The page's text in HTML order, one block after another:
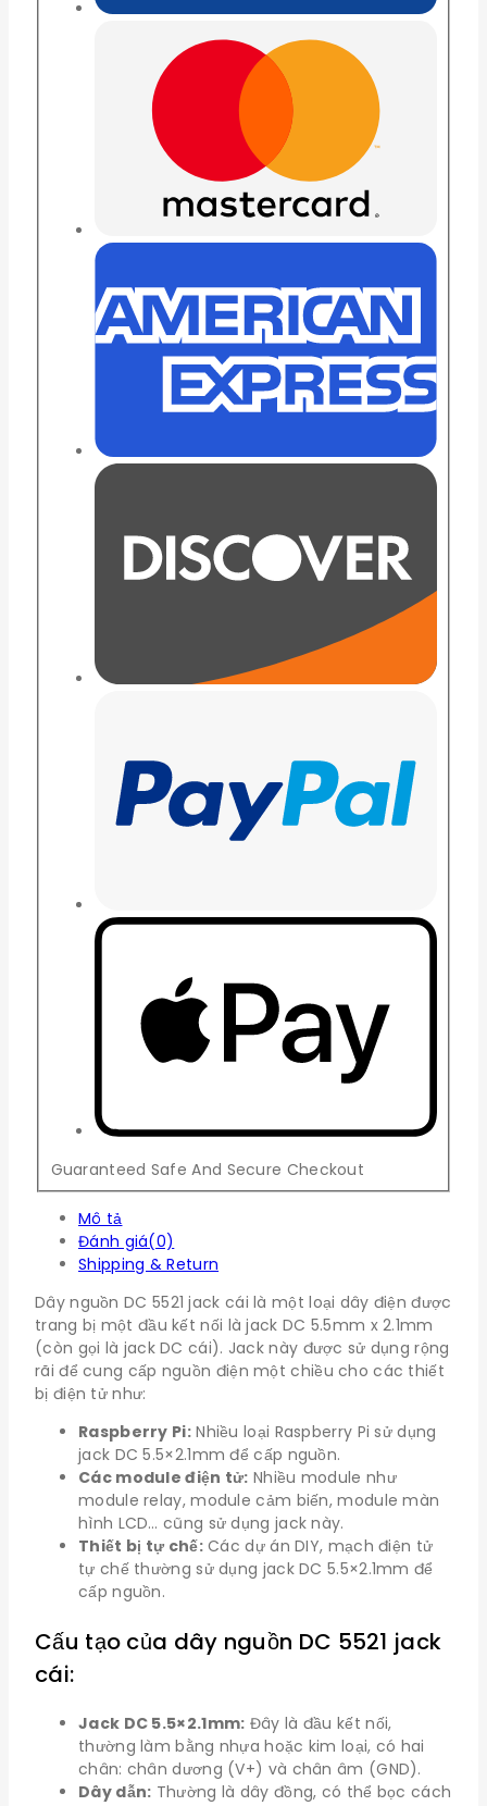
Guaranteed Safe And Secure Checkout
Mô tả
Đánh giá(0)
Shipping & Return
Dây nguồn DC 5521 jack cái là một loại dây điện được
trang bị một đầu kết nối là jack DC 5.5mm x 2.1mm
(còn gọi là jack DC cái). Jack này được sử dụng rộng
rãi để cung cấp nguồn điện một chiều cho các thiết
bị điện tử như:
Raspberry Pi:Nhiều loại Raspberry Pi sử dụng
jack DC 5.5×2.1mm để cấp nguồn.
Các module điện tử: Nhiều module như
module relay, module cảm biến, module màn
hình LCD… cũng sử dụng jack này.
Thiết bị tự chế:Các dự án DIY, mạch điện tử
tự chế thường sử dụng jack DC 5.5×2.1mm để
cấp nguồn.
Cấu tạo của dây nguồn DC 5521 jack
cái:
Jack DC 5.5×2.1mm: Đây là đầu kết nối,
thường làm bằng nhựa hoặc kim loại, có hai
chân: chân dương (V+) và chân âm (GND).
Dây dẫn: Thường là dây đồng, có thể bọc cách